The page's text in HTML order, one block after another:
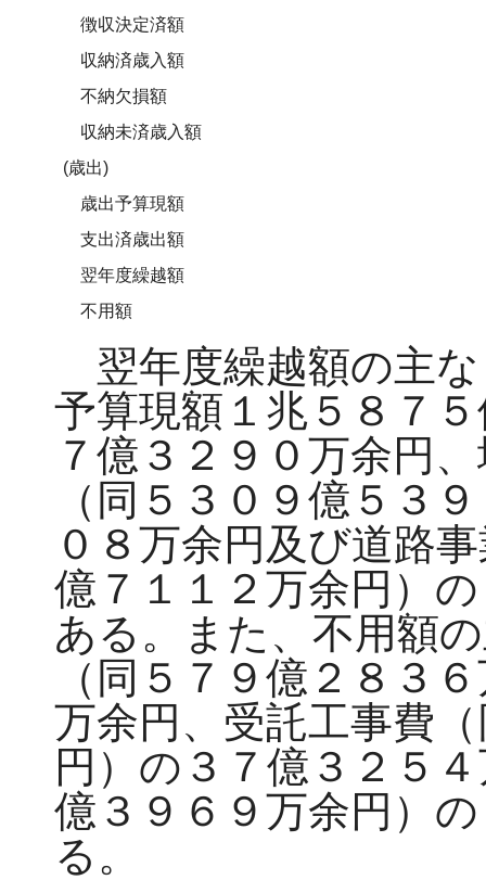
徴収決定済額
収納済歳入額
不納欠損額
収納未済歳入額
(歳出)
歳出予算現額
支出済歳出額
翌年度繰越額
不用額
翌年度繰越額の主
予算現額１兆５８７
７億３２９０万余円
（同５３０９億５３
０８万余円及び道路
億７１１２万余円）
ある。また、不用額
（同５７９億２８３
万余円、受託工事費
円）の３７億３２５
億３９６９万余円）
る。